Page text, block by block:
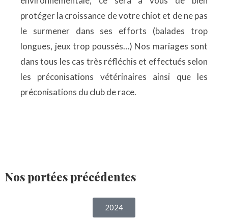
protéger la croissance de votre chiot et de ne pas
le surmener dans ses efforts (balades trop
longues, jeux trop poussés…) Nos mariages sont
dans tous les cas très réfléchis et effectués selon
les préconisations vétérinaires ainsi que les
préconisations du club de race.
Nos portées précédentes
2024